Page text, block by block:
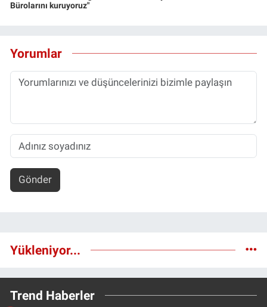
Bürolarını kuruyoruz"
Yorumlar
Gönder
Yükleniyor...
Trend Haberler